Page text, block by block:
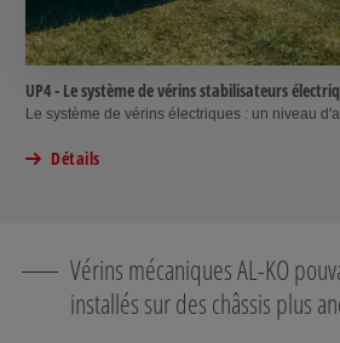
UP4 - Le système de vérins stabilisateurs
Le système de vérins électriques : un niveau
Détails
Vérins mécaniques AL-KO
installés sur des châssis plus